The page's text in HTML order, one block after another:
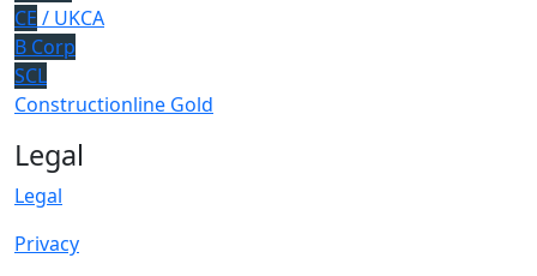
CE / UKCA
B Corp
SCL
Constructionline Gold
Legal
Legal
Privacy